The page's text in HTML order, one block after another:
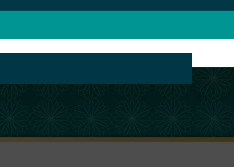
بانک محتوای مراکز تبلیغ مجازی حوزه های علمیه